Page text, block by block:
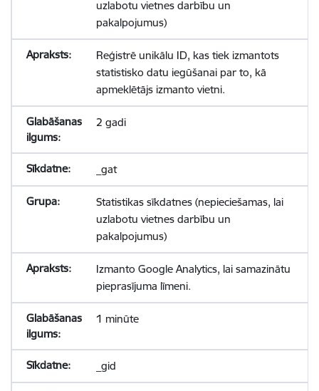
uzlabotu vietnes darbību un
pakalpojumus)
Reģistrē unikālu ID, kas tiek izmantots
statistisko datu iegūšanai par to, kā
apmeklētājs izmanto vietni.
2 gadi
_gat
Statistikas sīkdatnes (nepieciešamas, lai
uzlabotu vietnes darbību un
pakalpojumus)
Izmanto Google Analytics, lai samazinātu
pieprasījuma līmeni.
1 minūte
_gid